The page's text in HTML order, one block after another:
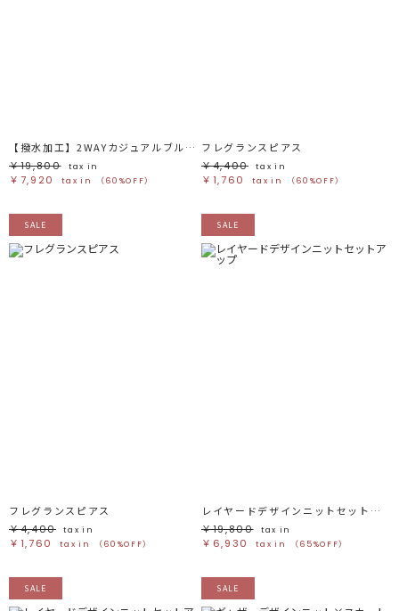
【撥水加工】2WAYカジュアルブルゾン
￥19,800
tax in
￥7,920 tax in （60%OFF）
フレグランスピアス
￥4,400
tax in
￥1,760 tax in （60%OFF）
SALE
フレグランスピアス
￥4,400
tax in
￥1,760 tax in （60%OFF）
SALE
レイヤードデザインニットセットアップ
￥19,800
tax in
￥6,930 tax in （65%OFF）
SALE SALE